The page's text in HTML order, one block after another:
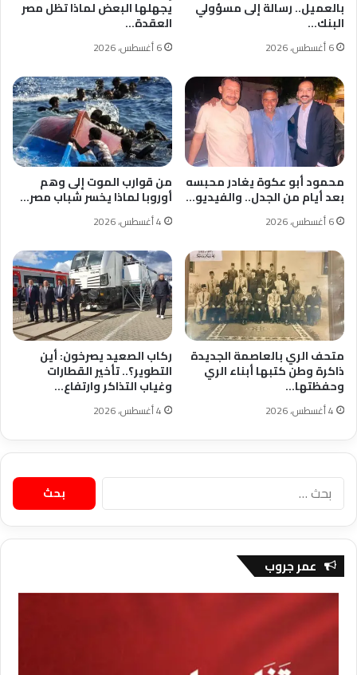
بالعميل.. رسالة إلى مسؤولي
البنك…
6 أغسطس، 2026
يجهلها البعض لماذا تظل مصر
العقدة…
6 أغسطس، 2026
محمود أبو عكوة يغادر محبسه
بعد أيام من الجدل.. والفيديو…
6 أغسطس، 2026
من قوارب الموت إلى وهم
أوروبا لماذا يخسر شباب مصر…
4 أغسطس، 2026
متحف الري بالعاصمة الجديدة
ذاكرة وطن كتبها أبناء الري
وحفظتها…
4 أغسطس، 2026
ركاب الصعيد يصرخون: أين
التطوير؟.. تأخير القطارات
وغياب التذاكر وارتفاع…
4 أغسطس، 2026
البحث
عن:
عمر جروب